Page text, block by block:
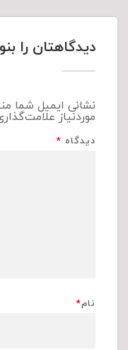
دیدگاهتان را
نشانی ایمیل شما
موردنیاز
دیدگاه *
نام*